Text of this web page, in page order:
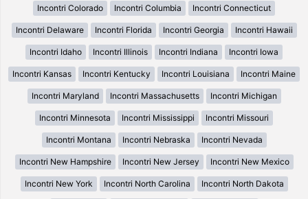
Incontri Colorado Incontri Columbia Incontri Connecticut
Incontri Delaware Incontri Florida Incontri Georgia Incontri Hawaii
Incontri Idaho Incontri Illinois Incontri Indiana Incontri Iowa
Incontri Kansas Incontri Kentucky Incontri Louisiana Incontri Maine
Incontri Maryland Incontri Massachusetts Incontri Michigan
Incontri Minnesota Incontri Mississippi Incontri Missouri
Incontri Montana Incontri Nebraska Incontri Nevada
Incontri New Hampshire Incontri New Jersey Incontri New Mexico
Incontri New York Incontri North Carolina Incontri North Dakota